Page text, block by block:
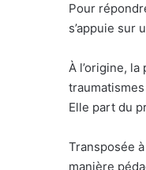
Pour
s’appuie sur
À l’origine,
Elle part du
Transposée
manière